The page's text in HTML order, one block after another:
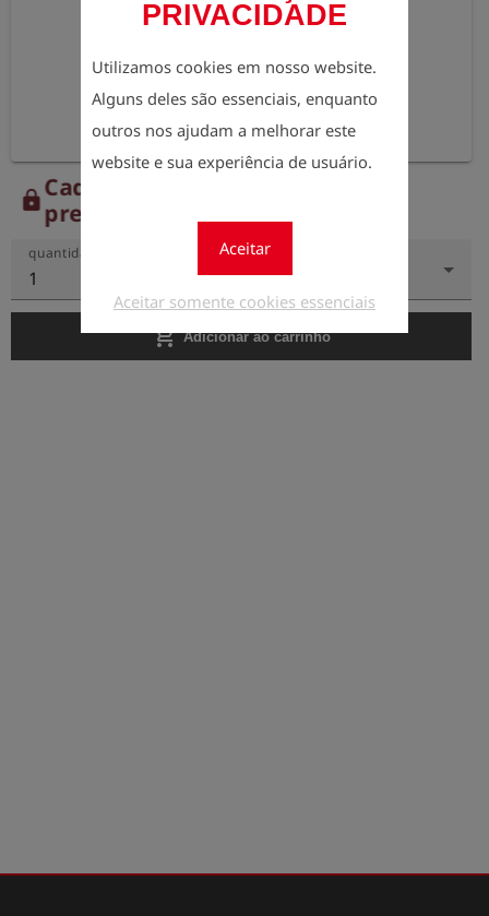
PRIVACIDADE
Utilizamos cookies em nosso website.
Alguns deles são essenciais, enquanto
outros nos ajudam a melhorar este
website e sua experiência de usuário.
Aceitar
Aceitar somente cookies essenciais
lockCadastre-se agora para ver os
preços.
quantidade
1
add_shopping_cart Adicionar ao carrinho